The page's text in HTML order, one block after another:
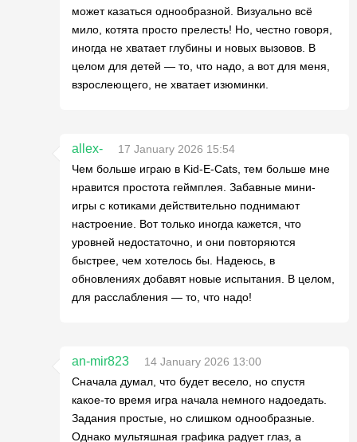
может казаться однообразной. Визуально всё
мило, котята просто прелесть! Но, честно говоря,
иногда не хватает глубины и новых вызовов. В
целом для детей — то, что надо, а вот для меня,
взрослеющего, не хватает изюминки.
allex-
17 January 2026 15:54
Чем больше играю в Kid-E-Cats, тем больше мне
нравится простота геймплея. Забавные мини-
игры с котиками действительно поднимают
настроение. Вот только иногда кажется, что
уровней недостаточно, и они повторяются
быстрее, чем хотелось бы. Надеюсь, в
обновлениях добавят новые испытания. В целом,
для расслабления — то, что надо!
an-mir823
14 January 2026 13:00
Сначала думал, что будет весело, но спустя
какое-то время игра начала немного надоедать.
Задания простые, но слишком однообразные.
Однако мультяшная графика радует глаз, а